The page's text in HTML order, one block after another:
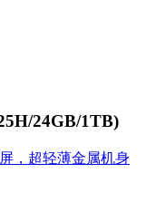
24GB/1TB)
，超轻薄金属机身